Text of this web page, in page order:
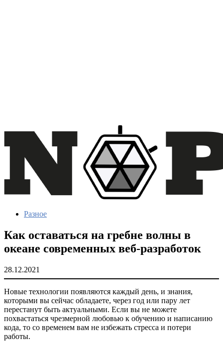
Разное
Как оставаться на гребне волны в
океане современных веб-разработок
28.12.2021
Новые технологии появляются каждый день, и знания,
которыми вы сейчас обладаете, через год или пару лет
перестанут быть актуальными. Если вы не можете
похвастаться чрезмерной любовью к обучению и написанию
кода, то со временем вам не избежать стресса и потери
работы.